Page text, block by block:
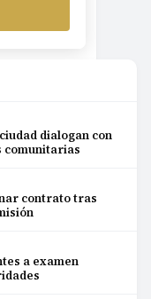
dialogan con
comunitarias
contrato tras
a examen